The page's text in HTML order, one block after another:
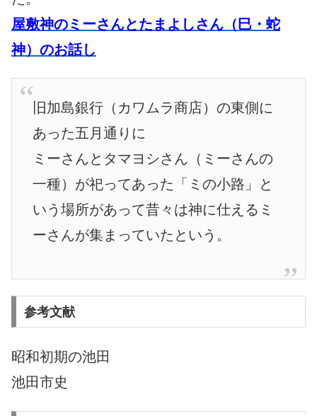
屋敷神のミーさんとたまよしさん（巳・蛇
神）のお話し
旧加島銀行（カワムラ商店）の東側に
あった五月通りに
ミーさんとタマヨシさん（ミーさんの
一種）が祀ってあった「ミの小路」と
いう場所があって昔々は神に仕えるミ
ーさんが集まっていたという。
参考文献
昭和初期の池田
池田市史